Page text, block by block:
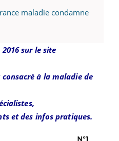
maladie condamne
2016sur le site
consacré à la maladie de
et des infos pratiques.